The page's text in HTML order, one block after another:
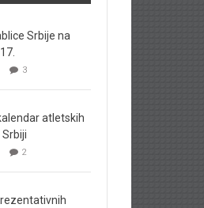
Srbije na
3
atletskih
2